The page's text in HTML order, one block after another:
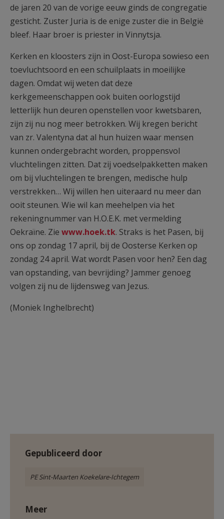
de jaren 20 van de vorige eeuw ginds de congregatie
gesticht. Zuster Juria is de enige zuster die in België
bleef. Haar broer is priester in Vinnytsja.
Kerken en kloosters zijn in Oost-Europa sowieso een
toevluchtsoord en een schuilplaats in moeilijke
dagen. Omdat wij weten dat deze
kerkgemeenschappen ook buiten oorlogstijd
letterlijk hun deuren openstellen voor kwetsbaren,
zijn zij nu nog meer betrokken. Wij kregen bericht
van zr. Valentyna dat al hun huizen waar mensen
kunnen ondergebracht worden, proppensvol
vluchtelingen zitten. Dat zij voedselpakketten maken
om bij vluchtelingen te brengen, medische hulp
verstrekken… Wij willen hen uiteraard nu meer dan
ooit steunen. Wie wil kan meehelpen via het
rekeningnummer van H.O.E.K. met vermelding
Oekraïne. Zie www.hoek.tk. Straks is het Pasen, bij
ons op zondag 17 april, bij de Oosterse Kerken op
zondag 24 april. Wat wordt Pasen voor hen? Een dag
van opstanding, van bevrijding? Jammer genoeg
volgen zij nu de lijdensweg van Jezus.
(Moniek Inghelbrecht)
Gepubliceerd door
PE Sint-Maarten Koekelare-Ichtegem
Meer